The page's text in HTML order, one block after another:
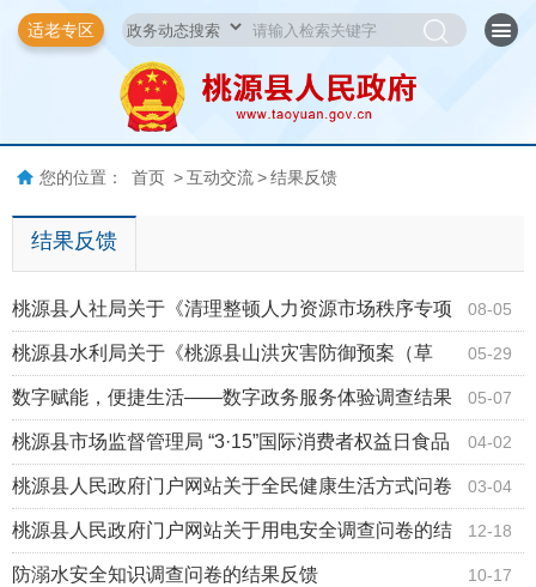
适老专区
您的位置： 首页 > 互动交流 > 结果反馈
结果反馈
08-05
桃源县人社局关于《清理整顿人力资源市场秩序专项
行动》线索征集结果的公告 05-29
桃源县水利局关于《桃源县山洪灾害防御预案（草
案）》向社会公开征求意见结果的公告 05-07
数字赋能，便捷生活——数字政务服务体验调查结果
反馈 04-02
桃源县市场监督管理局 “3·15”国际消费者权益日食品
安全 “你点我检惠民生”活动调查问卷的结果反馈 03-04
桃源县人民政府门户网站关于全民健康生活方式问卷
调查结果反馈 12-18
桃源县人民政府门户网站关于用电安全调查问卷的结
果反馈 10-17
防溺水安全知识调查问卷的结果反馈